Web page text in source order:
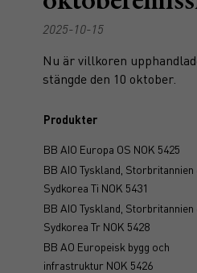
2025-10-15
Nu är villkoren
stängde den 10 oktober.
Produkter
BB AIO Europa OS NOK 5425
BB AIO Tyskland, Storbritannien
Sydkorea Ti NOK 5431
BB AIO Tyskland, Storbritannien
Sydkorea Tr NOK 5428
BB AO Europeisk bygg och
infrastruktur NOK 5426